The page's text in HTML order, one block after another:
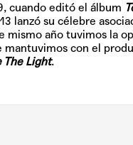
cuando editó el álbum
lanzó su célebre
mismo año tuvimos la
con el
The Light.